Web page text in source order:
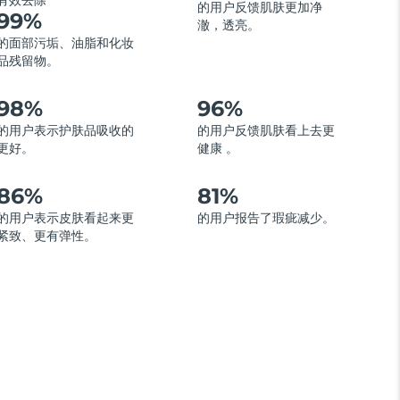
面部污垢、油脂和化妆
残留物。
的用户反馈肌肤更加净
澈，透亮。
用户表示护肤品吸收的
好。
96%
的用户反馈肌肤看上去更
健康 。
用户表示皮肤看起来更
致、更有弹性。
81%
的用户报告了瑕疵减少。